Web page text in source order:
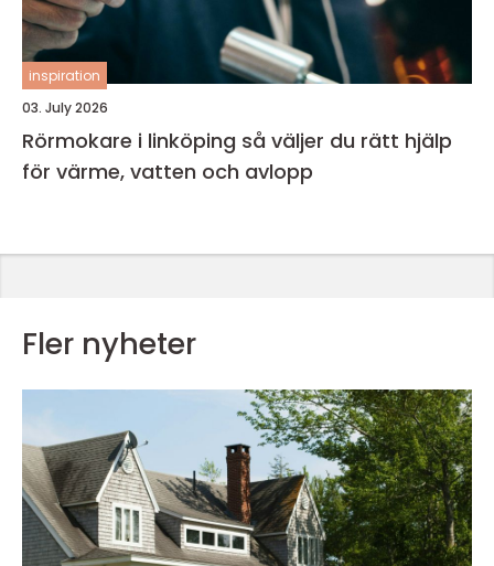
inspiration
03. July 2026
Rörmokare i linköping så väljer du rätt hjälp
för värme, vatten och avlopp
Fler nyheter